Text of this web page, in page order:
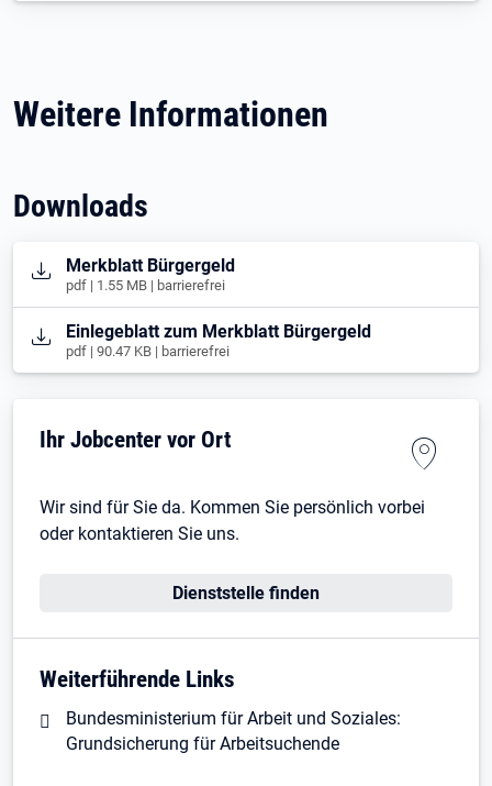
Weitere Informationen
Downloads
Öffnet in neuem Tab
Merkblatt Bürgergeld
pdf | 1.55 MB | barrierefrei
Öffnet in neuem Tab
Einlegeblatt zum Merkblatt Bürgergeld
pdf | 90.47 KB | barrierefrei
Ihr Jobcenter vor Ort
Wir sind für Sie da. Kommen Sie persönlich vorbei
oder kontaktieren Sie uns.
Dienststelle finden
Weiterführende Links
Bundesministerium für Arbeit und Soziales:
Grundsicherung für Arbeitsuchende